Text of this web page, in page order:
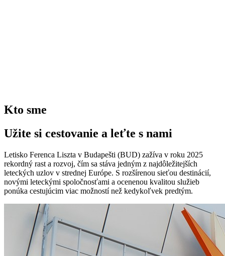
Kto sme
Užite si cestovanie a leťte s nami
Letisko Ferenca Liszta v Budapešti (BUD) zažíva v roku 2025
rekordný rast a rozvoj, čím sa stáva jedným z najdôležitejších
leteckých uzlov v strednej Európe. S rozšírenou sieťou destinácií,
novými leteckými spoločnosťami a ocenenou kvalitou služieb
ponúka cestujúcim viac možností než kedykoľvek predtým.